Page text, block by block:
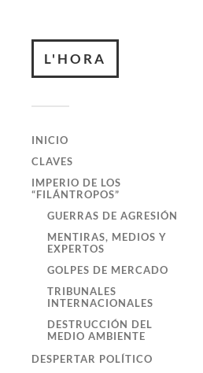
L'HORA
INICIO
CLAVES
IMPERIO DE LOS
“FILÁNTROPOS”
GUERRAS DE AGRESIÓN
MENTIRAS, MEDIOS Y
EXPERTOS
GOLPES DE MERCADO
TRIBUNALES
INTERNACIONALES
DESTRUCCIÓN DEL
MEDIO AMBIENTE
DESPERTAR POLÍTICO